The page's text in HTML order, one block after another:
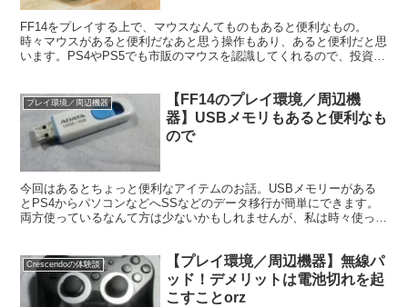
FF14をプレイする上で、マウスなんてものもあると便利なもの。
時々マウスがあると便利だなあと思う操作もあり、あると便利だと思
います。PS4やPS5でも市販のマウスを認識してくれるので、投資と
プレイ環境／周辺機器
【FF14のプレイ環境／周辺機
器】USBメモリもあると便利なも
ので
今回はあるとちょっと便利なアイテムのお話。USBメモリーがある
とPS4からパソコンなどへSSなどのデータ移行が簡単にできます。
両方使っているなんて方は少ないかもしれませんが、私は時々使って
Crescendoの体験談
【プレイ環境／周辺機器】無線パ
ッド！デメリットは電池切れを起
こすことorz